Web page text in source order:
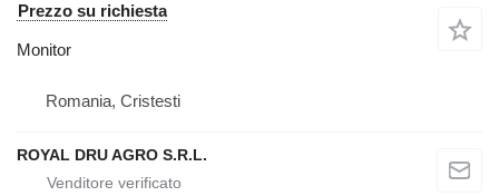
Prezzo su richiesta
Monitor
Romania, Cristesti
ROYAL DRU AGRO S.R.L.